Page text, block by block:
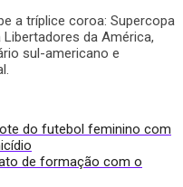
a tríplice coroa: Supercopa
da América,
sul-americano e
do futebol feminino com
de formação com o